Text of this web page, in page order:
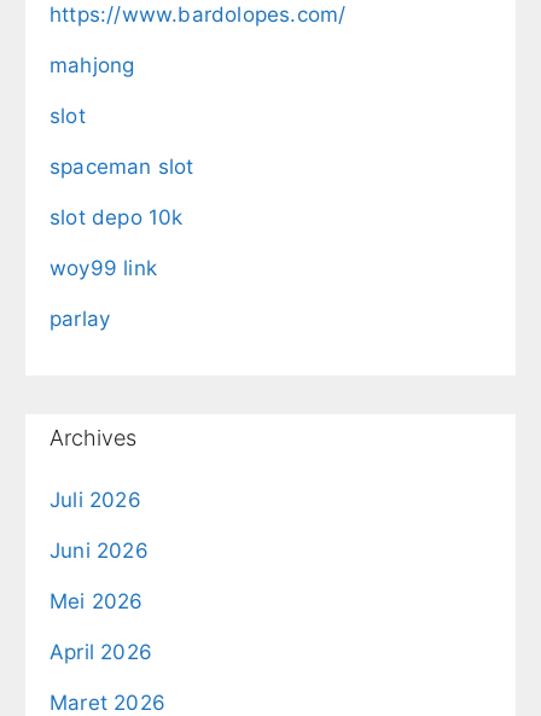
https://www.bardolopes.com/
mahjong
slot
spaceman slot
slot depo 10k
woy99 link
parlay
Archives
Juli 2026
Juni 2026
Mei 2026
April 2026
Maret 2026